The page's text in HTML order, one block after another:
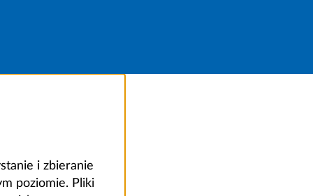
i zbieranie
poziomie. Pliki